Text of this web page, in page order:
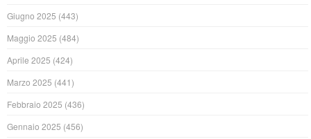
Giugno 2025 (443)
Maggio 2025 (484)
Aprile 2025 (424)
Marzo 2025 (441)
Febbraio 2025 (436)
Gennaio 2025 (456)